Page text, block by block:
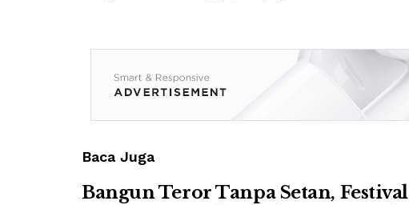
Baca Juga
Bangun Teror Tanpa Setan, Festival